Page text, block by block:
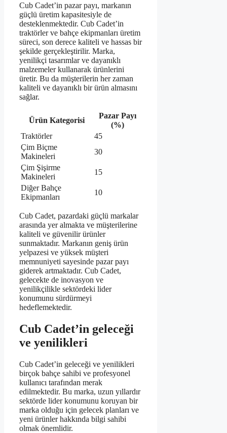
Cub Cadet’in pazar payı, markanın
güçlü üretim kapasitesiyle de
desteklenmektedir. Cub Cadet’in
traktörler ve bahçe ekipmanları üretim
süreci, son derece kaliteli ve hassas bir
şekilde gerçekleştirilir. Marka,
yenilikçi tasarımlar ve dayanıklı
malzemeler kullanarak ürünlerini
üretir. Bu da müşterilerin her zaman
kaliteli ve dayanıklı bir ürün almasını
sağlar.
Ürün Kategorisi
Pazar Payı
(%)
Traktörler
45
Çim Biçme
Makineleri
30
Çim Şişirme
Makineleri
15
Diğer Bahçe
Ekipmanları
10
Cub Cadet, pazardaki güçlü markalar
arasında yer almakta ve müşterilerine
kaliteli ve güvenilir ürünler
sunmaktadır. Markanın geniş ürün
yelpazesi ve yüksek müşteri
memnuniyeti sayesinde pazar payı
giderek artmaktadır. Cub Cadet,
gelecekte de inovasyon ve
yenilikçilikle sektördeki lider
konumunu sürdürmeyi
hedeflemektedir.
Cub Cadet’in geleceği
ve yenilikleri
Cub Cadet’in geleceği ve yenilikleri
birçok bahçe sahibi ve profesyonel
kullanıcı tarafından merak
edilmektedir. Bu marka, uzun yıllardır
sektörde lider konumunu koruyan bir
marka olduğu için gelecek planları ve
yeni ürünler hakkında bilgi sahibi
olmak önemlidir.